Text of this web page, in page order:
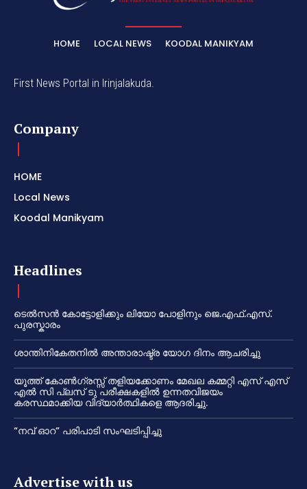
HOME LOCAL NEWS KOODAL MANIKYAM
First News Portal in Irinjalakuda.
Company
HOME
Local News
Koodal Manikyam
Headlines
ടെൽസൻ കോട്ടോളിക്കും ലിയോ പോളിനും ജെ.എഫ്.എസ്.
പുരസ്കാരം
ശാന്തിനികേതനിൽ അന്താരാഷ്ട്ര യോഗ ദിനം ആചരിച്ചു
യൂത്ത് കോൺഗ്രസ്സ് തളിയക്കോണം മേഖല കമ്മറ്റി എസ് എസ്
എൽ സി പ്ലസ് ടു പരീക്ഷകളിൽ ഉന്നതവിജയം
കരസ്ഥമാക്കിയ വിദ്യാർത്ഥികളെ ആദരിച്ചു.
“നവ് ഓറ” പരിപാടി സംഘടിപ്പിച്ചു
Advertise with us